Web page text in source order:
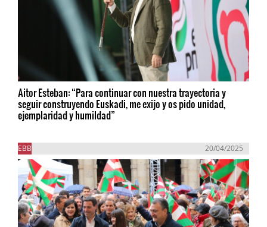
Aitor Esteban: “Para continuar con nuestra trayectoria y
seguir construyendo Euskadi, me exijo y os pido unidad,
ejemplaridad y humildad”
EBB 20/04/2025